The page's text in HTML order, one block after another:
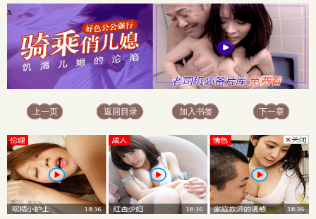
x
上一页 返回目录 加入书签 下一章
x